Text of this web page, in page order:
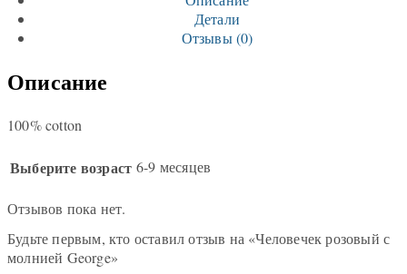
Детали
Отзывы (0)
Описание
100% cotton
Выберите возраст 6-9 месяцев
Отзывов пока нет.
Будьте первым, кто оставил отзыв на «Человечек розовый с
молнией George»